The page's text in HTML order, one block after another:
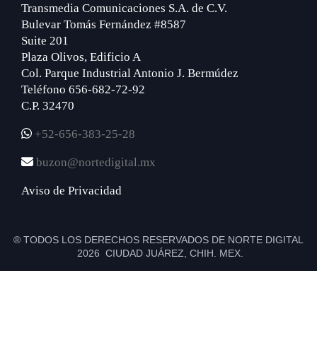
Transmedia Comunicaciones S.A. de C.V.
Bulevar Tomás Fernández #8587
Suite 201
Plaza Olivos, Edificio A
Col. Parque Industrial Antonio J. Bermúdez
Teléfono 656-682-72-92
C.P. 32470
+52-656-383-25-28
buzon@nortedigital.mx
Aviso de Privacidad
® TODOS LOS DERECHOS RESERVADOS DE NORTE DIGITAL
2026 CIUDAD JUÁREZ, CHIH. MEX.